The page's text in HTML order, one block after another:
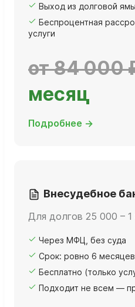
Выход из долговой ямы
Беспроцентная
услуги
от 84 000
месяц
Подробнее →
Внесудебное
Для долгов 25 000 –
Через МФЦ, без суда
Срок: ровно 6 месяцев
Бесплатно (только
Подходит не всем —